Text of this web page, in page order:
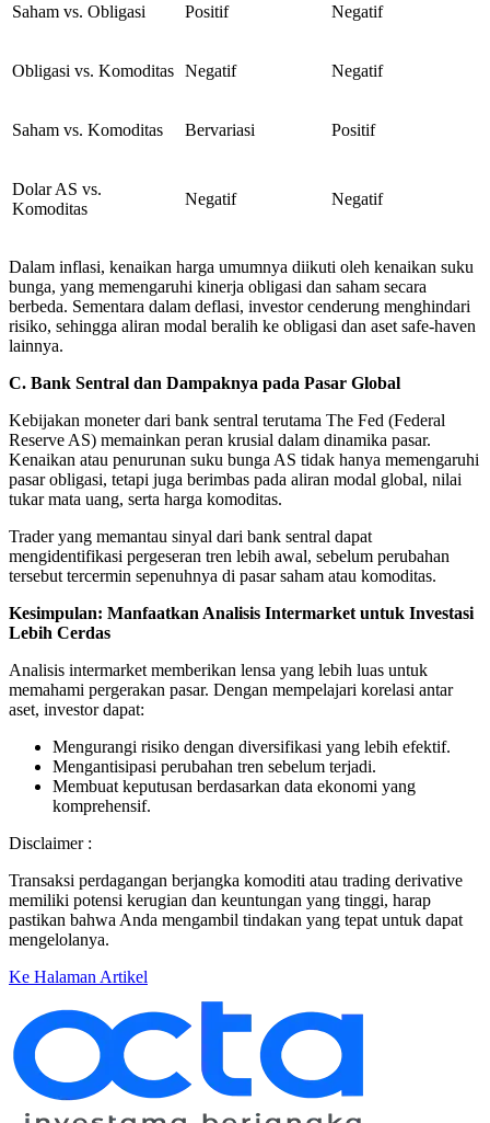
Saham vs. Obligasi Positif Negatif
Obligasi vs. Komoditas Negatif Negatif
Saham vs. Komoditas Bervariasi Positif
Dolar AS vs.
Komoditas
Negatif Negatif
Dalam inflasi, kenaikan harga umumnya diikuti oleh kenaikan suku
bunga, yang memengaruhi kinerja obligasi dan saham secara
berbeda. Sementara dalam deflasi, investor cenderung menghindari
risiko, sehingga aliran modal beralih ke obligasi dan aset safe-haven
lainnya.
C. Bank Sentral dan Dampaknya pada Pasar Global
Kebijakan moneter dari bank sentral terutama The Fed (Federal
Reserve AS) memainkan peran krusial dalam dinamika pasar.
Kenaikan atau penurunan suku bunga AS tidak hanya memengaruhi
pasar obligasi, tetapi juga berimbas pada aliran modal global, nilai
tukar mata uang, serta harga komoditas.
Trader yang memantau sinyal dari bank sentral dapat
mengidentifikasi pergeseran tren lebih awal, sebelum perubahan
tersebut tercermin sepenuhnya di pasar saham atau komoditas.
Kesimpulan: Manfaatkan Analisis Intermarket untuk Investasi
Lebih Cerdas
Analisis intermarket memberikan lensa yang lebih luas untuk
memahami pergerakan pasar. Dengan mempelajari korelasi antar
aset, investor dapat:
Mengurangi risiko dengan diversifikasi yang lebih efektif.
Mengantisipasi perubahan tren sebelum terjadi.
Membuat keputusan berdasarkan data ekonomi yang
komprehensif.
Disclaimer :
Transaksi perdagangan berjangka komoditi atau trading derivative
memiliki potensi kerugian dan keuntungan yang tinggi, harap
pastikan bahwa Anda mengambil tindakan yang tepat untuk dapat
mengelolanya.
Ke Halaman Artikel